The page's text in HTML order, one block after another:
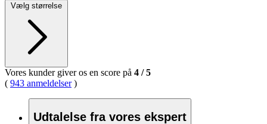
Vælg størrelse
Vores kunder giver os en score på 4 /5
( 943 anmeldelser)
Udtalelse fra vores ekspert